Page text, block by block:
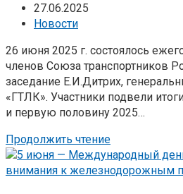
27.06.2025
Новости
26 июня 2025 г. состоялось
членов Союза транспортников
заседание Е.И.Дитрих,
«ГТЛК». Участники подвели
и первую половину 2025…
Продолжить чтение